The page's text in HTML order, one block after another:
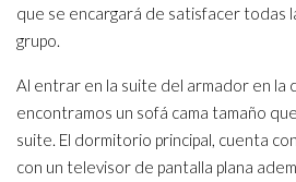
que se encargará de satisfacer todas
grupo.
Al entrar en la suite del armador en la
encontramos un sofá cama tamaño
suite. El dormitorio principal, cuenta
con un televisor de pantalla plana